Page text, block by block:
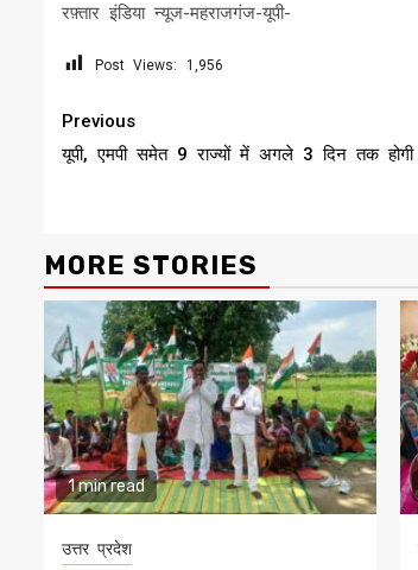
रफ़्तार इंडिया न्यूज-महराजगंज-यूपी-
Post Views: 1,956
Continue
Reading
Previous
यूपी, एमपी समेत 9 राज्यों में अगले 3 दिन तक होगी
MORE STORIES
1 min read
उत्तर प्रदेश